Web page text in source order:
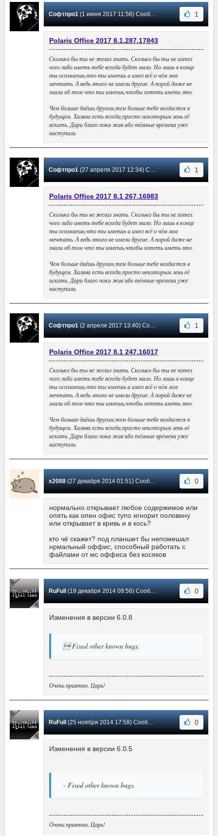
Софтпро1(1 июня 2017 11:56) Сообщение #12 1
Polaris Office 2017 8.1.287.17843
Сколько бы ты не желал знать. Сколько бы ты не хотел
чего либо иметь тебе всегда будет мало. Но лишь в конце
ты осознаешь,что ты имеешь и имел всё о чём мог
мечтать. А ведь этого не имели другие. А порой даже не
знали об том что ты имеешь,чтобы хотеть иметь это.
Чем больше даёшь другим,тем больше тебе воздастся в
будущем. Халява есть всегда,просто некоторым лень её
искать. Дари благо пока жив ибо тёмные времена уже
наступили.
Софтпро1(27 апреля 2017 12:34) Сообщение #11 1
Polaris Office 2017 8.1 267.16983
Сколько бы ты не желал знать. Сколько бы ты не хотел
чего либо иметь тебе всегда будет мало. Но лишь в конце
ты осознаешь,что ты имеешь и имел всё о чём мог
мечтать. А ведь этого не имели другие. А порой даже не
знали об том что ты имеешь,чтобы хотеть иметь это.
Чем больше даёшь другим,тем больше тебе воздастся в
будущем. Халява есть всегда,просто некоторым лень её
искать. Дари благо пока жив ибо тёмные времена уже
наступили.
Софтпро1(2 апреля 2017 13:40) Сообщение #10 1
Polaris Office 2017 8.1 247.16017
Сколько бы ты не желал знать. Сколько бы ты не хотел
чего либо иметь тебе всегда будет мало. Но лишь в конце
ты осознаешь,что ты имеешь и имел всё о чём мог
мечтать. А ведь этого не имели другие. А порой даже не
знали об том что ты имеешь,чтобы хотеть иметь это.
Чем больше даёшь другим,тем больше тебе воздастся в
будущем. Халява есть всегда,просто некоторым лень её
искать. Дари благо пока жив ибо тёмные времена уже
наступили.
x2088(27 декабря 2014 01:51) Сообщение #9 0
нормально открывает любое содержимое или
опять как опен офис тупо игнорит половину
или открывает в кривь и в кось?
кто чё скажет? под планшет бы непомешал
нрмальный оффис, способный работать с
файлами от мс оффиса без косяков
RuFull(19 декабря 2014 09:56) Сообщение #8 0
Изменения в версии 6.0.8
 Fixed other known bugs.
Очень приятно, Царь!
RuFull(25 ноября 2014 17:58) Сообщение #7 0
Изменения в версии 6.0.5
- Fixed other known bugs.
Очень приятно, Царь!